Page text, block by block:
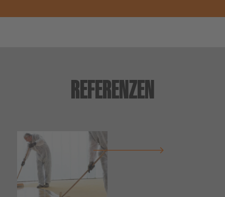
REFERENZEN